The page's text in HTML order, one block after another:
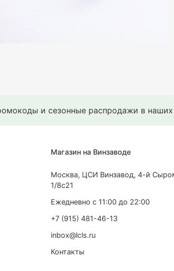
и сезонные распродажи в наших
Магазин на Винзаводе
Москва, ЦСИ Винзавод, 4-й
1/8с21
Ежедневно с 11:00 до 22:00
+7 (915) 481-46-13
inbox@lcls.ru
Контакты